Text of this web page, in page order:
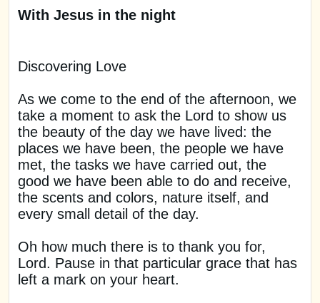
With Jesus in the night
Discovering Love
As we come to the end of the afternoon, we
take a moment to ask the Lord to show us
the beauty of the day we have lived: the
places we have been, the people we have
met, the tasks we have carried out, the
good we have been able to do and receive,
the scents and colors, nature itself, and
every small detail of the day.
Oh how much there is to thank you for,
Lord. Pause in that particular grace that has
left a mark on your heart.